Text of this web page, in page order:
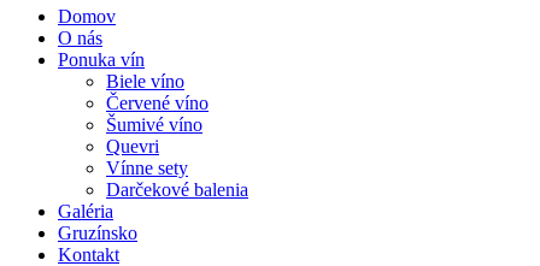
Domov
O nás
Ponuka vín
Biele víno
Červené víno
Šumivé víno
Quevri
Vínne sety
Darčekové balenia
Galéria
Gruzínsko
Kontakt